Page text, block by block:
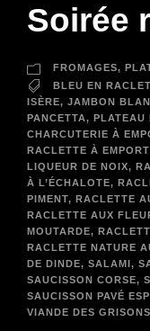
Soirée
FROMAGES,
BLEU EN
ISÈRE, JAMBON
PANCETTA, PLATEAU
CHARCUTERIE À
RACLETTE À
LIQUEUR DE NOIX,
À L’ÉCHALOTE,
PIMENT, RACLETTE
RACLETTE AUX
MOUTARDE,
RACLETTE NATURE
DE DINDE, SALAMI,
SAUCISSON CORSE,
SAUCISSON PAVÉ
VIANDE DES GRISONS